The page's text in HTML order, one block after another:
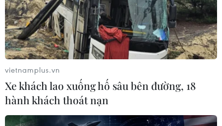
vietnamplus.vn
Xe khách lao xuống hố sâu bên đường, 18
hành khách thoát nạn